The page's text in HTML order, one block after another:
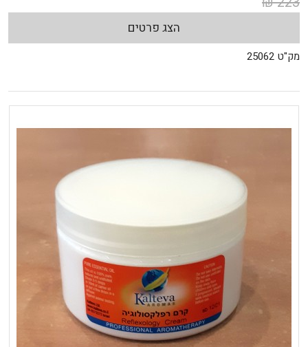
הצג פרטים
מק"ט 25062